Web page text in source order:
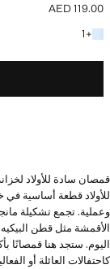
السعر الحالي [AED 119.00 ]
AED 119.00
+
1
+ لون آخر
قمصان سادة للأولاد
للأولاد قطعة أساسية في
وعملية. تجمع تشكيلة
الأقمشة مثل قطن
اليوم. ستجد هنا قمصانًا
كاحتفالات العائلة أو